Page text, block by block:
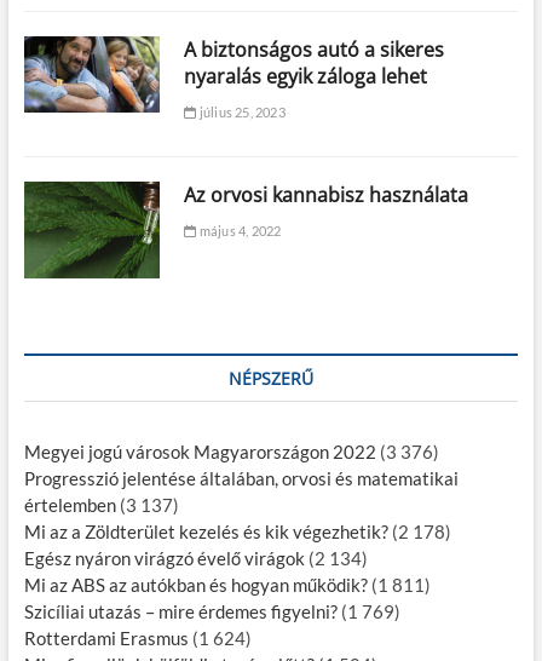
A biztonságos autó a sikeres
nyaralás egyik záloga lehet
július 25, 2023
Az orvosi kannabisz használata
május 4, 2022
NÉPSZERŰ
Megyei jogú városok Magyarországon 2022 (3 376)
Progresszió jelentése általában, orvosi és matematikai
értelemben (3 137)
Mi az a Zöldterület kezelés és kik végezhetik? (2 178)
Egész nyáron virágzó évelő virágok (2 134)
Mi az ABS az autókban és hogyan működik? (1 811)
Szicíliai utazás – mire érdemes figyelni? (1 769)
Rotterdami Erasmus (1 624)